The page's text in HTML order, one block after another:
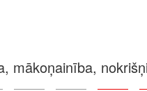
mākoņainība,